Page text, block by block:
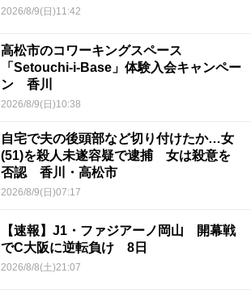
2026/8/9(日)11:42
高松市のコワーキングスペース
「Setouchi-i-Base」体験入会キャンペー
ン 香川
2026/8/9(日)10:38
自宅で夫の後頭部など切り付けたか…女
(51)を殺人未遂容疑で逮捕 女は殺意を
否認 香川・高松市
2026/8/9(日)07:17
【速報】J1・ファジアーノ岡山 開幕戦
でC大阪に逆転負け 8日
2026/8/8(土)21:07